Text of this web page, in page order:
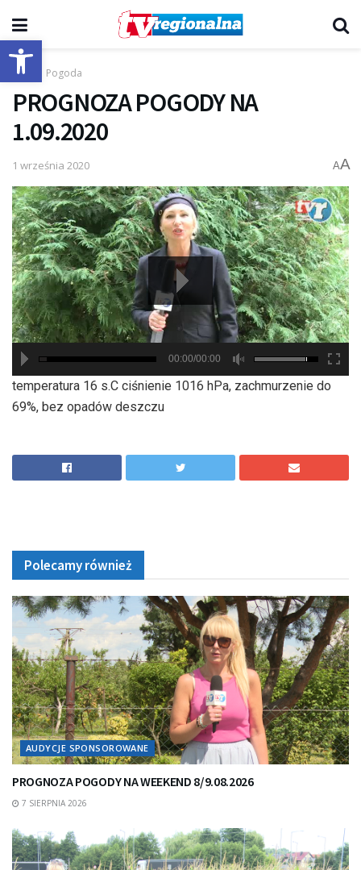
Otwórz pasek narzędzi
Start Pogoda
PROGNOZA POGODY NA
1.09.2020
1 września 2020 AA
hd2880
hd2160
hd2160
hd1440
highres
hd1080
hd720
large
medium
small
tiny
00:00/00:00
temperatura 16 s.C ciśnienie 1016 hPa, zachmurzenie do
69%, bez opadów deszczu
Polecamy również
AUDYCJE SPONSOROWANE
PROGNOZA POGODY NA WEEKEND 8/9.08.2026
7 SIERPNIA 2026